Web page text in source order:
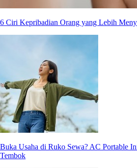
6 Ciri Kepribadian Orang yang Lebih
Buka Usaha di Ruko Sewa? AC Portable
Tembok